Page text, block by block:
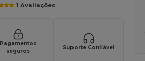
1 Avaliações
Pagamentos
seguros
Suporte Confiável